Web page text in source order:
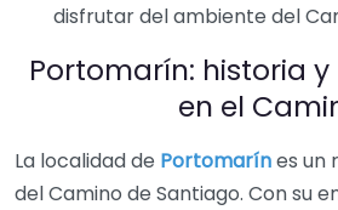
disfrutar del ambiente del
Portomarín: historia
en el
La localidad de Portomarínes un
del Camino de Santiago. Con su